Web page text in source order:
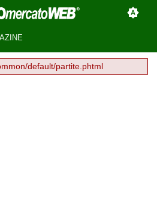
default/partite.phtml